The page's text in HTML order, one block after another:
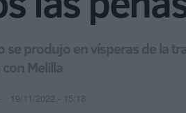
se produjo en vísperas de la
Melilla
19/11/2022 - 15:18